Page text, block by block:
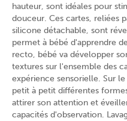
hauteur, sont idéales pour
douceur. Ces cartes, reliées
silicone détachable, sont
permet à bébé d'apprendre
recto, bébé va développer
textures sur l'ensemble des
expérience sensorielle. Sur
petit à petit différentes
attirer son attention et
capacités d'observation.